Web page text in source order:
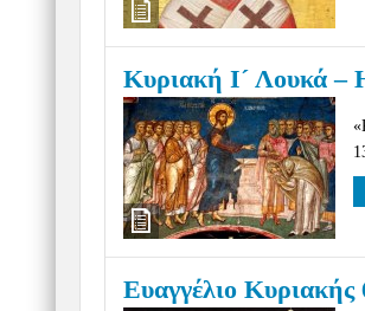
Κυριακή Ι´ Λουκά –
Ευαγγέλιο Κυριακής